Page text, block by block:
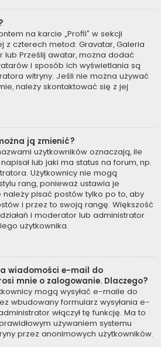
na karcie „Profil” w sekcji
z czterech metod: Gravatar, Galeria
lub Prześlij awatar, można dodać
i sposób ich wyświetlania są
witryny. Jeśli nie można używać
należy skontaktować się z jej
ją zmienić?
użytkowników oznaczają, ile
lub jaki ma status na forum, np.
Użytkownicy nie mogą
rang, ponieważ ustawia je
należy pisać postów tylko po to, aby
i przez to swoją rangę. Większość
i moderator lub administrator
użytkownika.
wiadomości e-mail do
mnie o zalogowanie. Dlaczego?
mogą wysyłać e-maile do
wbudowany formularz wysyłania e-
włączył tę funkcję. Ma to
używaniem systemu
przez anonimowych użytkowników.